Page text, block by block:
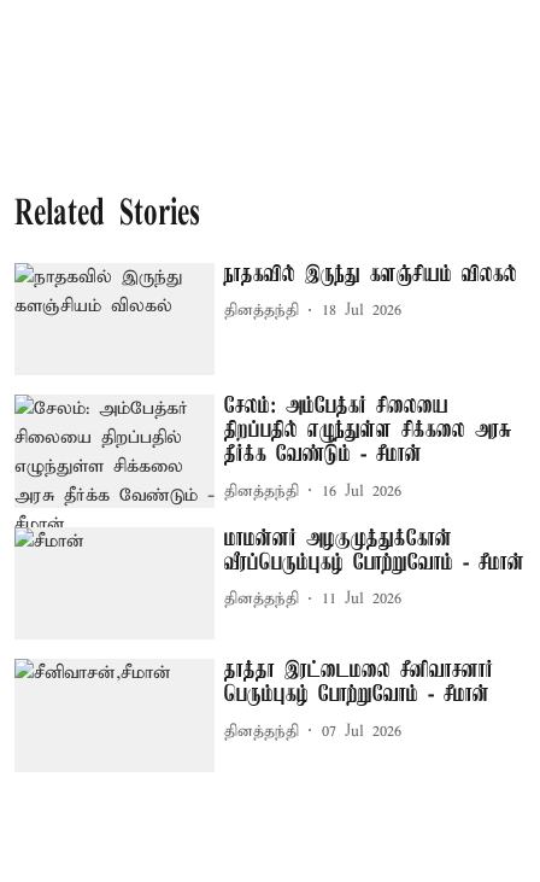
Related Stories
நாதகவில் இருந்து களஞ்சியம் விலகல்
தினத்தந்தி 18 Jul 2026
சேலம்: அம்பேத்கர் சிலையை
திறப்பதில் எழுந்துள்ள சிக்கலை அரசு
தீர்க்க வேண்டும் - சீமான்
தினத்தந்தி 16 Jul 2026
மாமன்னர் அழகுமுத்துக்கோன்
வீரப்பெரும்புகழ் போற்றுவோம் - சீமான்
தினத்தந்தி 11 Jul 2026
தாத்தா இரட்டைமலை சீனிவாசனார்
பெரும்புகழ் போற்றுவோம் - சீமான்
தினத்தந்தி 07 Jul 2026